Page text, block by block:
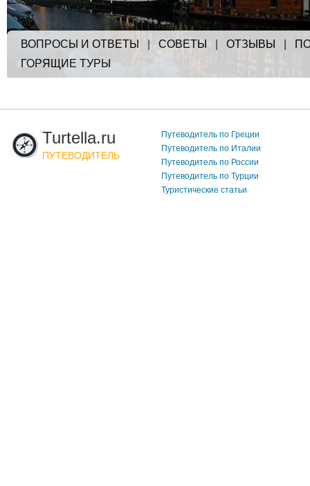
ВОПРОСЫ И ОТВЕТЫ | СОВЕТЫ ОТЗЫВЫ
ГОРЯЩИЕ ТУРЫ
Turtella.ru
ПУТЕВОДИТЕЛЬ
Путеводитель по Греции
Путеводитель по Италии
Путеводитель по России
Путеводитель по Турции
Туристические статьи